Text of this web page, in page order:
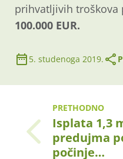
prihvatljivih troškova
100.000 EUR.
5. studenoga 2019.
PRETHODNO
Isplata 1,3
predujma
počinje…